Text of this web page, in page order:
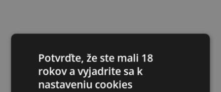
Potvrďte, že ste mali 18
rokov a vyjadrite sa k
nastaveniu cookies